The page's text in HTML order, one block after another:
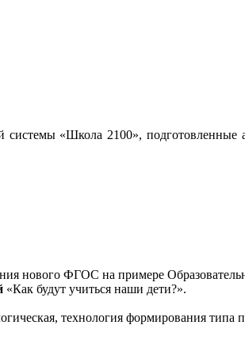
«Школа 2100», подготовленные
нового ФГОС на примере
«Как будут учиться наши дети?».
технология формирования типа